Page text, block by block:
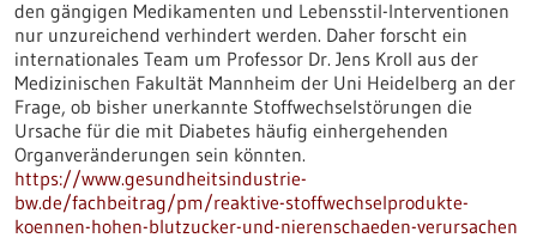
den gängigen Medikamenten und Lebensstil-Interventionen
nur unzureichend verhindert werden. Daher forscht ein
internationales Team um Professor Dr. Jens Kroll aus der
Medizinischen Fakultät Mannheim der Uni Heidelberg an der
Frage, ob bisher unerkannte Stoffwechselstörungen die
Ursache für die mit Diabetes häufig einhergehenden
Organveränderungen sein könnten.
https://www.gesundheitsindustrie-
bw.de/fachbeitrag/pm/reaktive-stoffwechselprodukte-
koennen-hohen-blutzucker-und-nierenschaeden-verursachen